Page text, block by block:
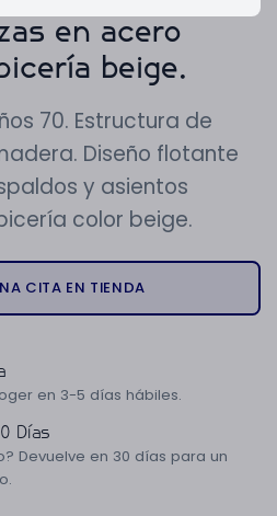
en acero
beige.
70. Estructura de
Diseño flotante
y asientos
color beige.
CITA EN TIENDA
en 3-5 días hábiles.
Días
Devuelve en 30 días para un